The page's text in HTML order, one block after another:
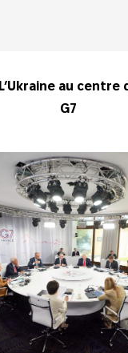
L’Ukraine au centre
G7